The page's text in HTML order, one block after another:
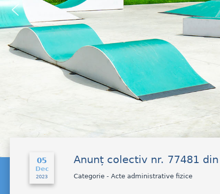
05
Dec
2023
Anunț colectiv nr. 77481
Categorie - Acte administrative fizice